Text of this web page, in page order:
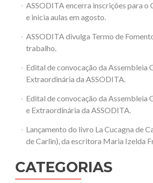
ASSODITA encerra inscrições para o
e inicia aulas em agosto.
ASSODITA divulga Termo de
trabalho.
Edital de convocação da Assembleia
Extraordinária da ASSODITA.
Edital de convocação da Assembleia
e Extraordinária da ASSODITA.
Lançamento do livro La Cucagna de
de Carlin), da escritora Maria Izelda
CATEGORIAS